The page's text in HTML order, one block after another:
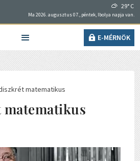
29° C
Ma 2026. augusztus 07., péntek, Ibolya napja van.
E-MÉRNÖK
matematikus
matematikus